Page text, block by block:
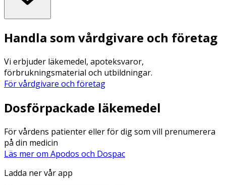
Handla som vårdgivare och företag
Vi erbjuder läkemedel, apoteksvaror,
förbrukningsmaterial och utbildningar.
För vårdgivare och företag
Dosförpackade läkemedel
För vårdens patienter eller för dig som vill prenumerera
på din medicin
Läs mer om Apodos och Dospac
Ladda ner vår app